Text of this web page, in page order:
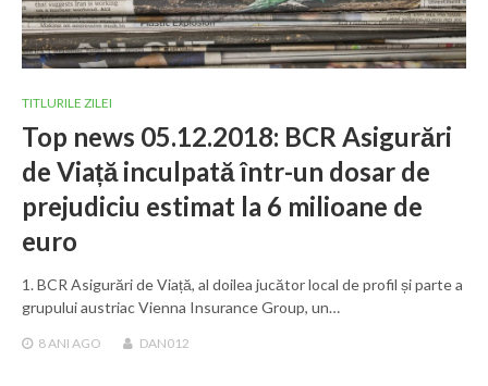
TITLURILE ZILEI
Top news 05.12.2018: BCR Asigurări
de Viață inculpată într-un dosar de
prejudiciu estimat la 6 milioane de
euro
1. BCR Asigurări de Viață, al doilea jucător local de profil și parte a
grupului austriac Vienna Insurance Group, un…
8 ANI AGO DAN012